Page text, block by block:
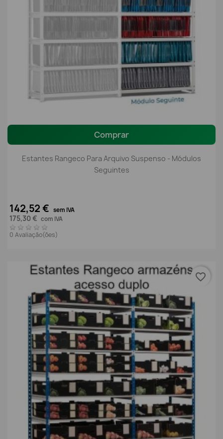
Comprar
Estantes Rangeco Para Arquivo Suspenso - Módulos
Seguintes
142,52 € sem IVA
175,30 € com IVA
0 Avaliação(ões)
favorite_border